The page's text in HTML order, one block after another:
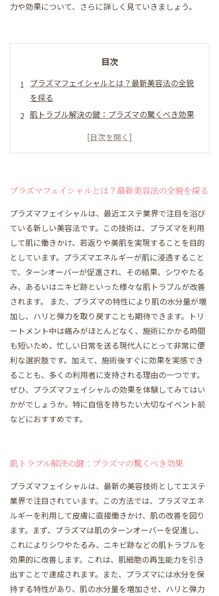
力や効果について、さらに詳しく見ていきましょう。
目次
プラズマフェイシャルとは？最新美容法の全貌
を探る
肌トラブル解決の鍵：プラズマの驚くべき効果
プラズマフェイシャルの施術体験記：リアルな
毎日の忙しさに最適：効果的なケア方法を紹介
美肌への道：プラズマフェイシャルで自信を手
に入れよう
プラズマフェイシャルとは？最新美容法の全貌を探る
プラズマフェイシャルは、最近エステ業界で注目を浴び
ている新しい美容法です。この技術は、プラズマを利用
して肌に働きかけ、若返りや美肌を実現することを目的
としています。プラズマエネルギーが肌に浸透すること
で、ターンオーバーが促進され、その結果、シワやたる
み、あるいはニキビ跡といった様々な肌トラブルが改善
されます。 また、プラズマの特性により肌の水分量が増
加し、ハリと弾力を取り戻すことも期待できます。トリ
ートメント中は痛みがほとんどなく、施術にかかる時間
も短いため、忙しい日常を送る現代人にとって非常に便
利な選択肢です。加えて、施術後すぐに効果を実感でき
ることも、多くの利用者に支持される理由の一つです。
ぜひ、プラズマフェイシャルの効果を体験してみてはい
かがでしょうか。特に自信を持ちたい大切なイベント前
などにおすすめです。
肌トラブル解決の鍵：プラズマの驚くべき効果
プラズマフェイシャルは、最新の美容技術としてエステ
業界で注目されています。この方法では、プラズマエネ
ルギーを利用して皮膚に直接働きかけ、肌の改善を図り
ます。まず、プラズマは肌のターンオーバーを促進し、
これによりシワやたるみ、ニキビ跡などの肌トラブルを
効果的に改善します。これは、肌細胞の再生能力を引き
出すことで達成されます。また、プラズマには水分を保
持する特性があり、肌の水分量を増加させ、ハリと弾力